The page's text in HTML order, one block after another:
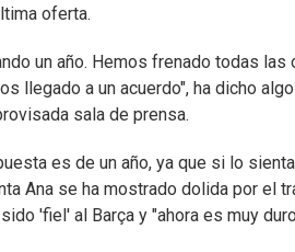
oferta.
un año. Hemos frenado todas
llegado a un acuerdo", ha dicho
sala de prensa.
es de un año, ya que si lo
Ana se ha mostrado dolida por el
'fiel' al Barça y "ahora es muy